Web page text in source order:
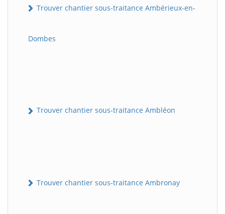
Trouver chantier sous-traitance Ambérieux-en-
Dombes
Trouver chantier sous-traitance Ambléon
Trouver chantier sous-traitance Ambronay